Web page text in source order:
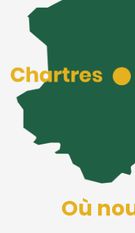
Où